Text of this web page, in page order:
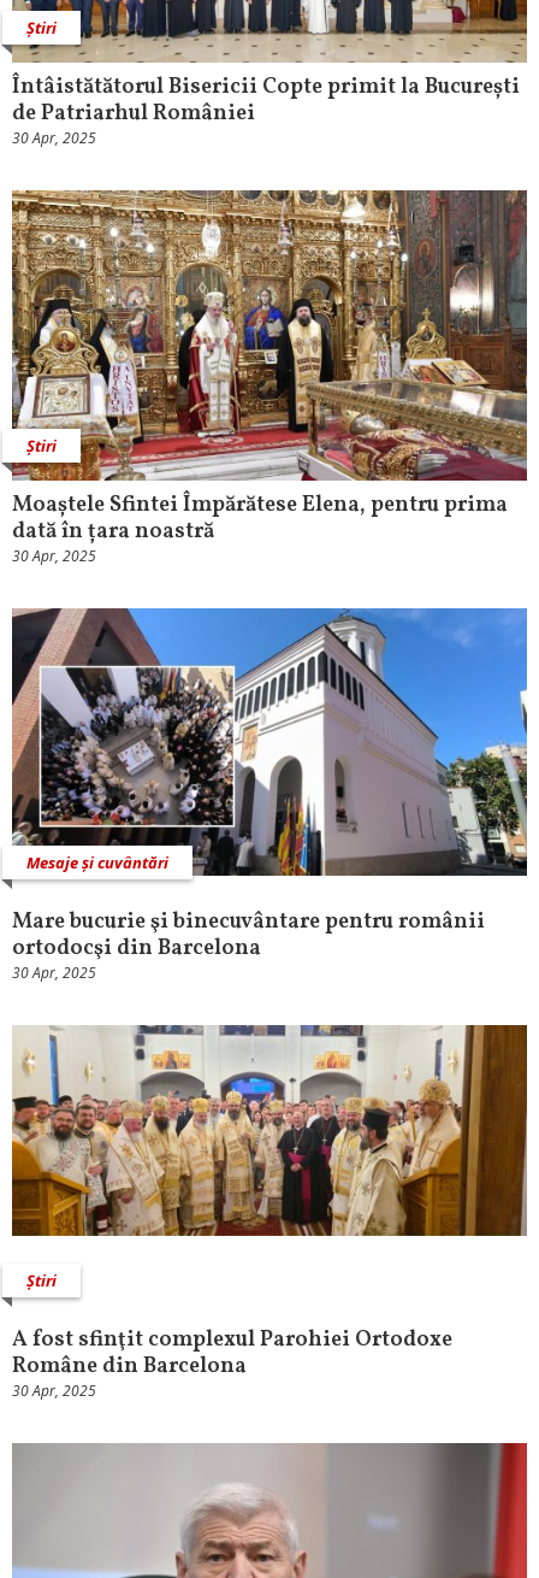
Știri
Întâistătătorul Bisericii Copte primit la București
de Patriarhul României
30 Apr, 2025
Știri
Moaștele Sfintei Împărătese Elena, pentru prima
dată în țara noastră
30 Apr, 2025
Mesaje și cuvântări
Mare bucurie şi binecuvântare pentru românii
ortodocşi din Barcelona
30 Apr, 2025
Știri
A fost sfinţit complexul Parohiei Ortodoxe
Române din Barcelona
30 Apr, 2025